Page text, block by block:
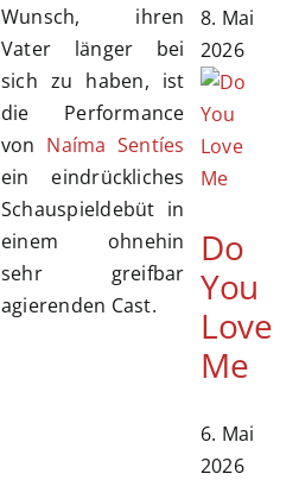
Wunsch, ihren
Vater länger bei
sich zu haben, ist
die Performance
von Naíma Sentíes
ein eindrückliches
Schauspieldebüt in
einem ohnehin
sehr greifbar
agierenden Cast.
8. Mai
2026
Do
You
Love
Me
6. Mai
2026